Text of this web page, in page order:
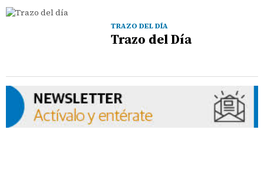
TRAZO DEL DÍA
Trazo del Día